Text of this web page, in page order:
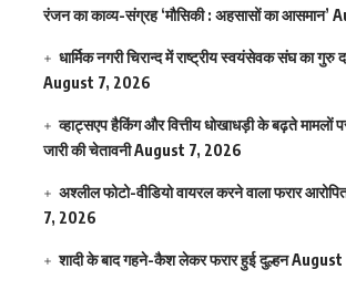
रंजन का काव्य-संग्रह ‘मौसिकी : अहसासों का आसमान’
धार्मिक नगरी चिरान्द में राष्ट्रीय स्वयंसेवक संघ का गुरु
August 7, 2026
व्हाट्सएप हैकिंग और वित्तीय धोखाधड़ी के बढ़ते मामलों
जारी की चेतावनीAugust 7, 2026
अश्लील फोटो-वीडियो वायरल करने वाला फरार
7, 2026
शादी के बाद गहने-कैश लेकर फरार हुई दुल्हनAugust